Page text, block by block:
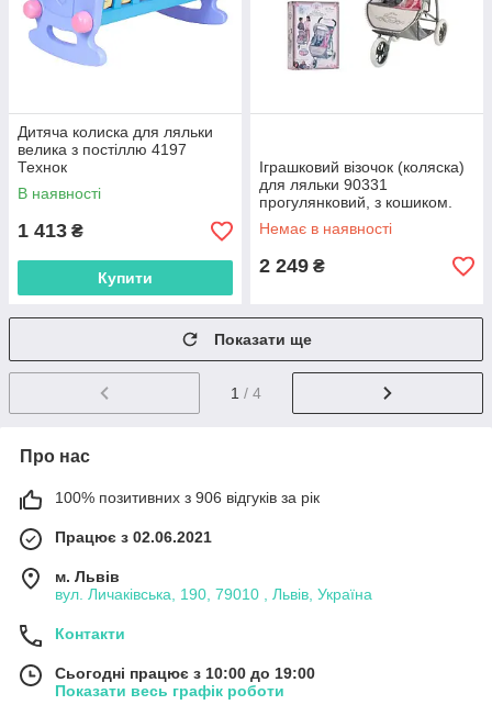
Дитяча колиска для ляльки
велика з постіллю 4197
Технок
В наявності
1 413 ₴
Купити
Іграшковий візочок (коляска)
для ляльки 90331
прогулянковий, з кошиком.
Немає в наявності
2 249 ₴
Показати ще
1 / 4
Про нас
100% позитивних з 906 відгуків за рік
Працює з 02.06.2021
м. Львів
вул. Личаківська, 190, 79010 , Львів, Україна
Контакти
Сьогодні працює з 10:00 до 19:00
Показати весь графік роботи